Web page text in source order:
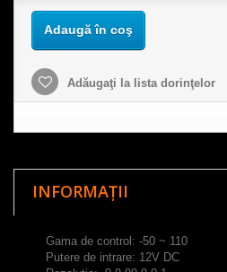
Adaugă în coş
Adăugaţi la lista dorinţelor
INFORMAȚII
Gama de control: -50 ~ 110
Putere de intrare: 12V DC